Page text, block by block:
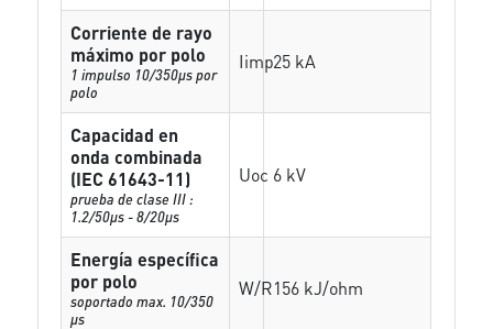
Corriente de rayo
máximo por polo
1 impulso 10/350µs por
polo
Iimp25 kA
Capacidad en
onda combinada
(IEC 61643-11)
prueba de clase III :
1.2/50µs - 8/20µs
Uoc 6 kV
Energía específica
por polo
soportado max. 10/350
µs
W/R156 kJ/ohm